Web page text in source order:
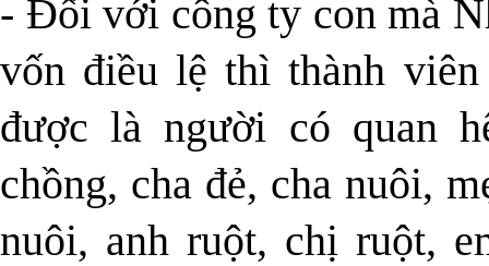
- Đối với công ty con mà
vốn điều lệ thì thành
được là người có quan
chồng, cha đẻ, cha nuôi,
nuôi, anh ruột, chị ruột,